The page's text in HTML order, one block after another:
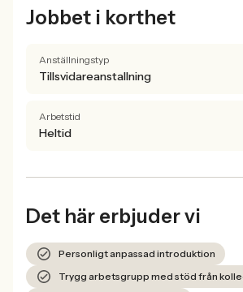
Jobbet i korthet
Anställningstyp
Tillsvidareanstallning
Arbetstid
Heltid
Det här erbjuder vi
Personligt anpassad introduktion
Trygg arbetsgrupp med stöd från